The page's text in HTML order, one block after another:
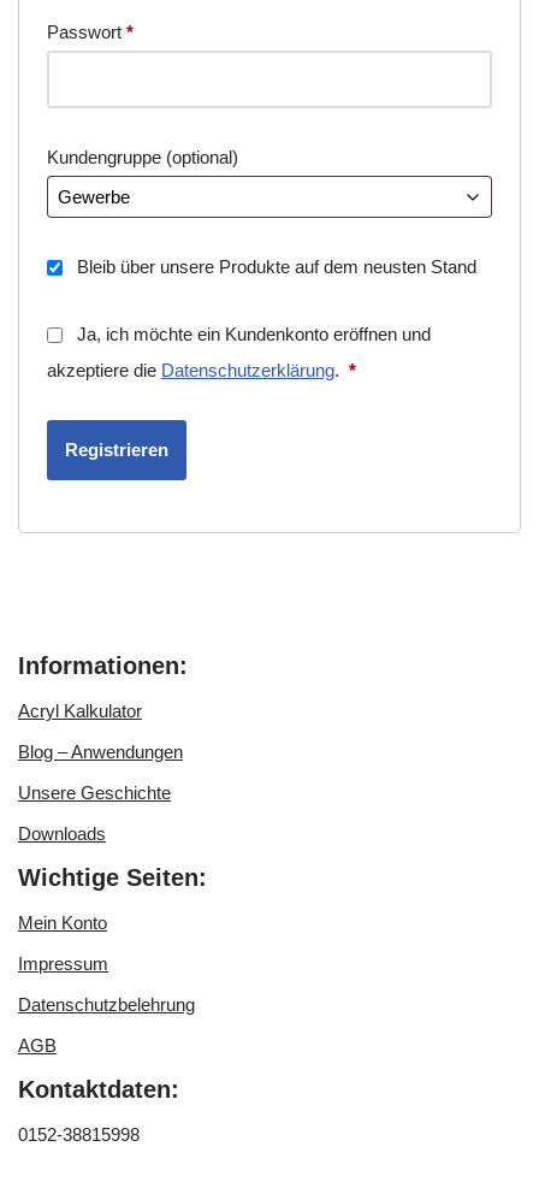
Passwort *
Kundengruppe (optional)
Bleib über unsere Produkte auf dem neusten Stand
Ja, ich möchte ein Kundenkonto eröffnen und
akzeptiere die Datenschutzerklärung. *
Registrieren
Informationen:
Acryl Kalkulator
Blog – Anwendungen
Unsere Geschichte
Downloads
Wichtige Seiten:
Mein Konto
Impressum
Datenschutzbelehrung
AGB
Kontaktdaten:
0152-38815998